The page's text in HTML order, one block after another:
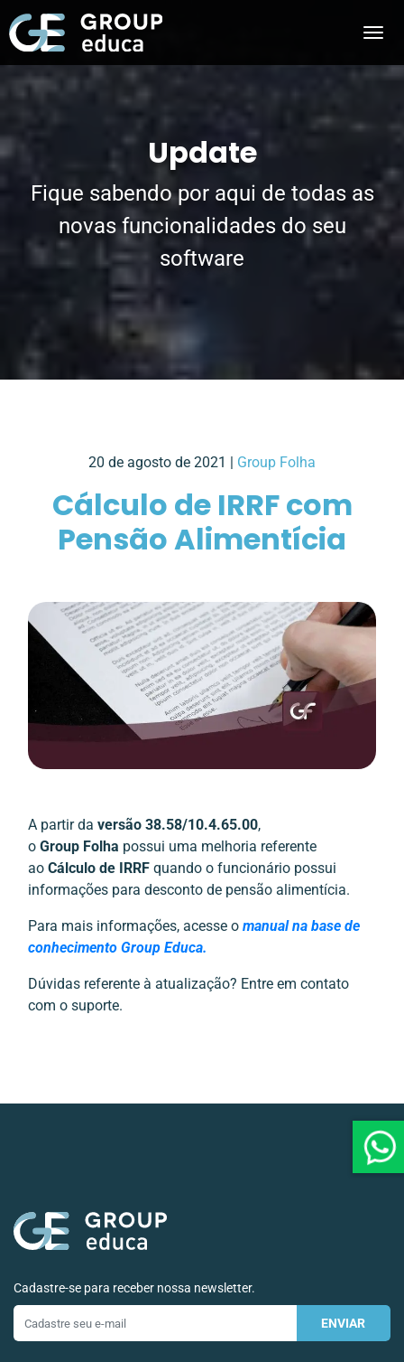
Update
Fique sabendo por aqui de todas as
novas funcionalidades do seu
software
20 de agosto de 2021 | Group Folha
Cálculo de IRRF com
Pensão Alimentícia
A partir da versão 38.58/10.4.65.00,
o Group Folha possui uma melhoria referente
ao Cálculo de IRRF quando o funcionário possui
informações para desconto de pensão alimentícia.
Para mais informações, acesse o manual na base de
conhecimento Group Educa.
Dúvidas referente à atualização? Entre em contato
com o suporte.
Cadastre-se para receber nossa newsletter.
ENVIAR